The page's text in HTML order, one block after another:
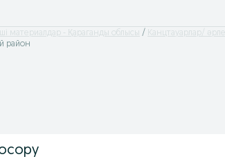
материалдар - Қараганды облысы
Канцтауарлар/
район